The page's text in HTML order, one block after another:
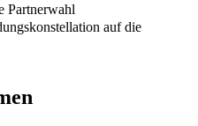
Partnerwahl
auf die